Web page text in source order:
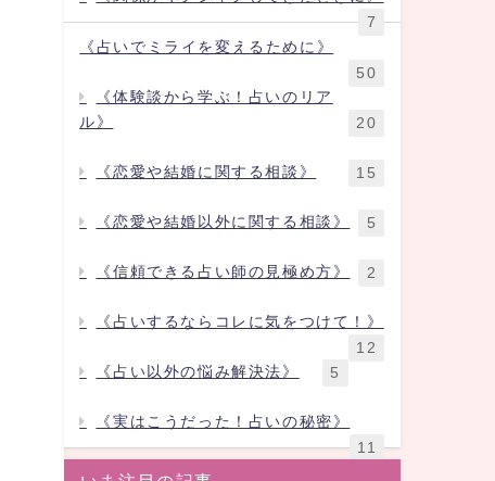
7
《占いでミライを変えるために》
50
《体験談から学ぶ！占いのリア
ル》
20
《恋愛や結婚に関する相談》 15
《恋愛や結婚以外に関する相談》 5
《信頼できる占い師の見極め方》 2
《占いするならコレに気をつけて！》
12
《占い以外の悩み解決法》
5
《実はこうだった！占いの秘密》
11